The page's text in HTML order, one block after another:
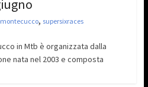
, supersixraces
in Mtb è organizzata dalla
nata nel 2003 e composta